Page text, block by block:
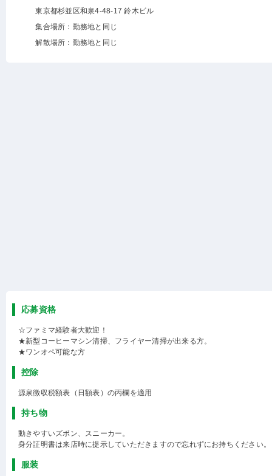
東京都杉並区和泉4-48-17 鈴木ビル
集合場所：勤務地と同じ
解散場所：勤務地と同じ
応募資格
☆ファミマ経験者大歓迎！
★新型コーヒーマシン清掃、フライヤー清掃が出来る方。
★ワンオペ可能な方
控除
源泉徴収税額表（日額表）の丙欄を適用
持ち物
動きやすいズボン、スニーカー。
身分証明書は来店時に提示していただきますので忘れずにお持ちください。
服装